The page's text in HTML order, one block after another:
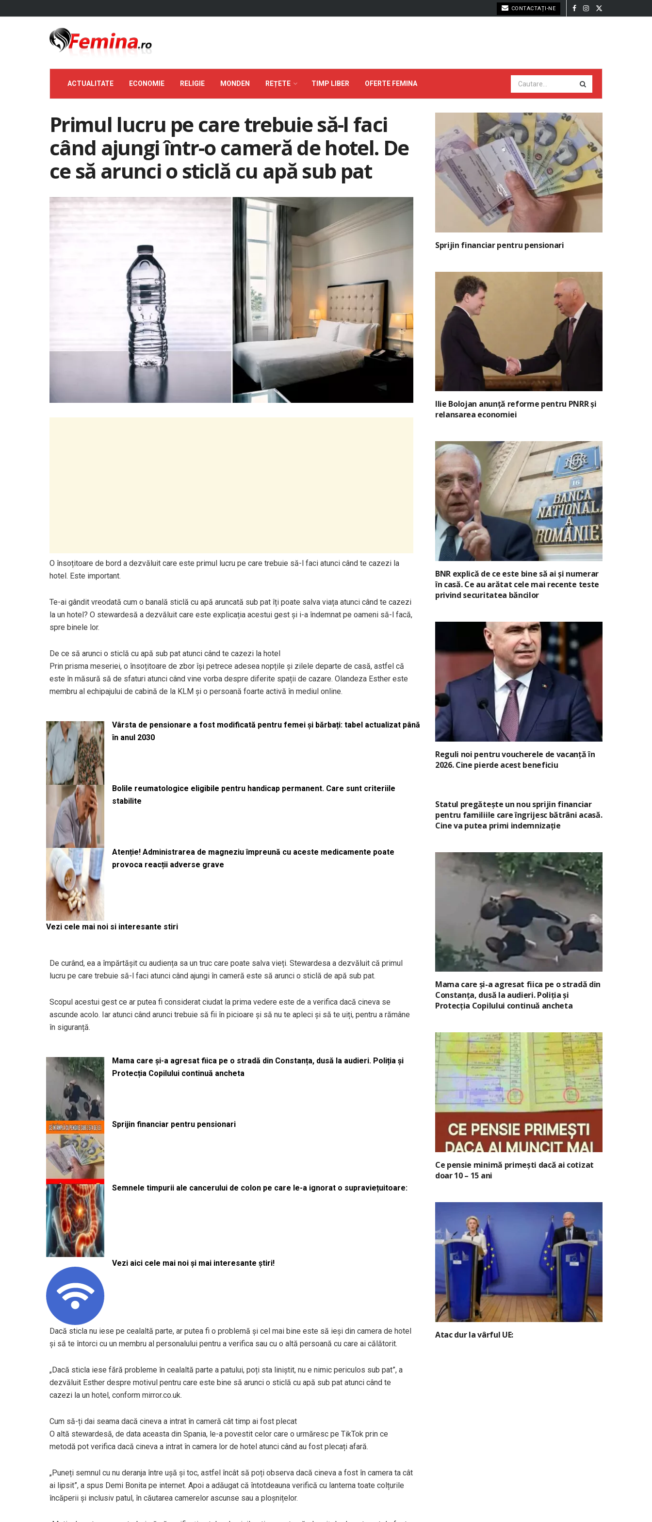
CONTACTAȚI-NE
ACTUALITATE ECONOMIE RELIGIE MONDEN REȚETE TIMP LIBER OFERTE FEMINA
Primul lucru pe care trebuie să-l faci
când ajungi într-o cameră de hotel. De
ce să arunci o sticlă cu apă sub pat
O însoțitoare de bord a dezvăluit care este primul lucru pe care trebuie să-l faci atunci când te cazezi la
hotel. Este important.
Te-ai gândit vreodată cum o banală sticlă cu apă aruncată sub pat îți poate salva viața atunci când te cazezi
la un hotel? O stewardesă a dezvăluit care este explicația acestui gest și i-a îndemnat pe oameni să-l facă,
spre binele lor.
De ce să arunci o sticlă cu apă sub pat atunci când te cazezi la hotel
Prin prisma meseriei, o însoțitoare de zbor își petrece adesea nopțile și zilele departe de casă, astfel că
este în măsură să de sfaturi atunci când vine vorba despre diferite spații de cazare. Olandeza Esther este
membru al echipajului de cabină de la KLM și o persoană foarte activă în mediul online.
Vârsta de pensionare a fost modificată pentru femei și bărbați: tabel actualizat până
în anul 2030
Bolile reumatologice eligibile pentru handicap permanent. Care sunt criteriile
stabilite
Atenție! Administrarea de magneziu împreună cu aceste medicamente poate
provoca reacții adverse grave
Vezi cele mai noi si interesante stiri
De curând, ea a împărtășit cu audiența sa un truc care poate salva vieți. Stewardesa a dezvăluit că primul
lucru pe care trebuie să-l faci atunci când ajungi în cameră este să arunci o sticlă de apă sub pat.
Scopul acestui gest ce ar putea fi considerat ciudat la prima vedere este de a verifica dacă cineva se
ascunde acolo. Iar atunci când arunci trebuie să fii în picioare și să nu te apleci și să te uiți, pentru a rămâne
în siguranță.
Mama care și-a agresat fiica pe o stradă din Constanța, dusă la audieri. Poliția și
Protecția Copilului continuă ancheta
Sprijin financiar pentru pensionari
Semnele timpurii ale cancerului de colon pe care le-a ignorat o supraviețuitoare:
Vezi aici cele mai noi și mai interesante știri!
Dacă sticla nu iese pe cealaltă parte, ar putea fi o problemă și cel mai bine este să ieși din camera de hotel
și să te întorci cu un membru al personalului pentru a verifica sau cu o altă persoană cu care ai călătorit.
„Dacă sticla iese fără probleme în cealaltă parte a patului, poți sta liniștit, nu e nimic periculos sub pat”, a
dezvăluit Esther despre motivul pentru care este bine să arunci o sticlă cu apă sub pat atunci când te
cazezi la un hotel, conform mirror.co.uk.
Cum să-ți dai seama dacă cineva a intrat în cameră cât timp ai fost plecat
O altă stewardesă, de data aceasta din Spania, le-a povestit celor care o urmăresc pe TikTok prin ce
metodă pot verifica dacă cineva a intrat în camera lor de hotel atunci când au fost plecați afară.
„Puneți semnul cu nu deranja între ușă și toc, astfel încât să poți observa dacă cineva a fost în camera ta cât
ai lipsit”, a spus Demi Bonita pe internet. Apoi a adăugat că întotdeauna verifică cu lanterna toate colțurile
încăperii și inclusiv patul, în căutarea camerelor ascunse sau a ploșnițelor.
Sprijin financiar pentru pensionari
Ilie Bolojan anunță reforme pentru PNRR și
relansarea economiei
BNR explică de ce este bine să ai și numerar
în casă. Ce au arătat cele mai recente teste
privind securitatea băncilor
Reguli noi pentru voucherele de vacanță în
2026. Cine pierde acest beneficiu
Statul pregătește un nou sprijin financiar
pentru familiile care îngrijesc bătrâni acasă.
Cine va putea primi indemnizație
Mama care și-a agresat fiica pe o stradă din
Constanța, dusă la audieri. Poliția și
Protecția Copilului continuă ancheta
Ce pensie minimă primești dacă ai cotizat
doar 10 – 15 ani
Atac dur la vârful UE: